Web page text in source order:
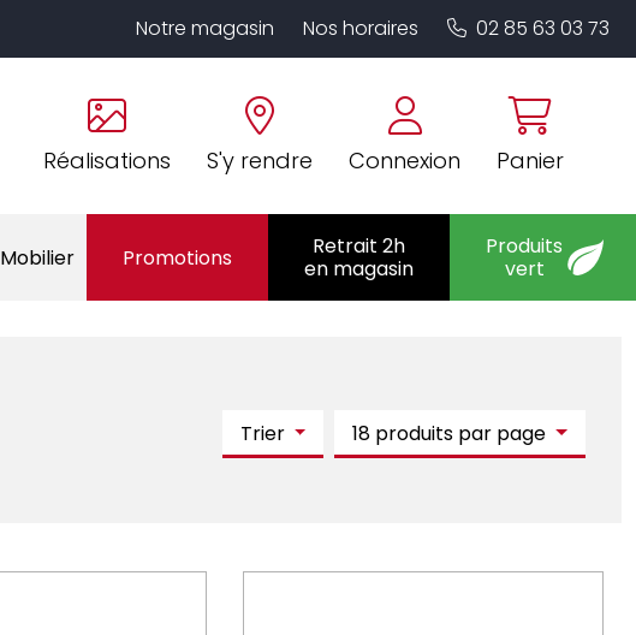
Réalisations S'y rendre Connexion Panier
Notre magasin Nos horaires 02 85 63 03 73
Mobilier Promotions
Retrait 2h
en magasin
Produits
vert
Trier
18 produits par page